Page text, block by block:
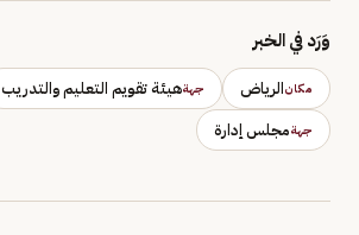
وَرَد في الخبر
مكانالرياض جهةهيئة تقويم التعليم والتدريب
جهةمجلس إدارة